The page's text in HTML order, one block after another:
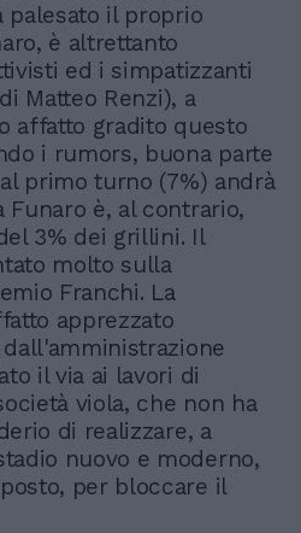
palesato il proprio
è altrettanto
ed i simpatizzanti
Matteo Renzi), a
affatto gradito questo
i rumors, buona parte
primo turno (7%) andrà
Funaro è, al contrario,
3% dei grillini. Il
molto sulla
Franchi. La
apprezzato
il via ai lavori di
viola, che non ha
di realizzare, a
nuovo e moderno,
per bloccare il